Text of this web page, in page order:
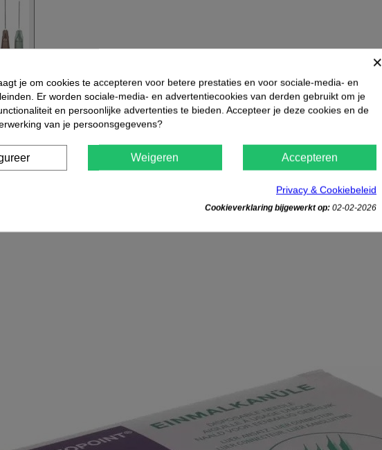
×
je om cookies te accepteren voor betere prestaties en voor sociale-media- en
Er worden sociale-media- en advertentiecookies van derden gebruikt om je
en persoonlijke advertenties te bieden. Accepteer je deze cookies en de
van je persoonsgegevens?
Weigeren Accepteren
Privacy & Cookiebeleid
Cookieverklaring bijgewerkt op: 02-02-2026